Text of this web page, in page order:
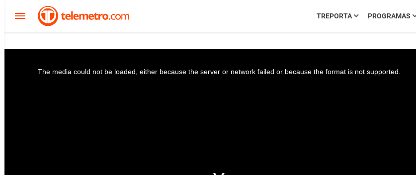
TREPORTA PROGRAMAS
The media could not be loaded, either because the server or network failed or because the format is not supported.